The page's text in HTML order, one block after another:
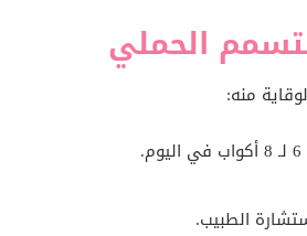
الحملي
منه:
الطبيب.